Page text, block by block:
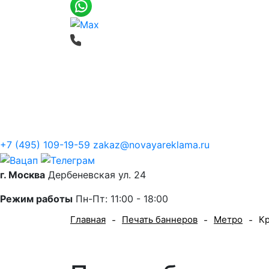
+7 (495) 109-19-59 zakaz@novayareklama.ru
г. Москва Дербеневская ул. 24
Режим работы Пн-Пт: 11:00 - 18:00
Главная - Печать баннеров - Метро -